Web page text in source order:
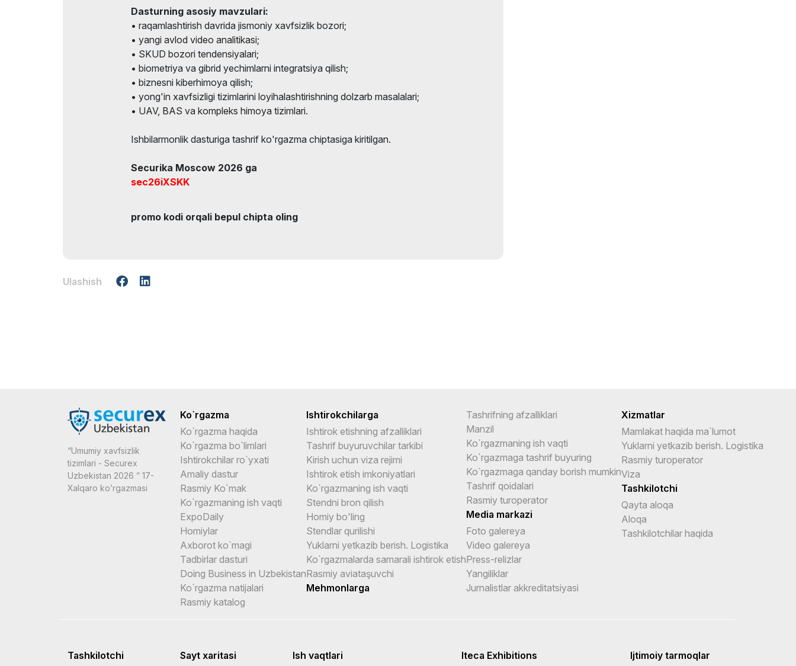
Dasturning asosiy mavzulari:
• raqamlashtirish davrida jismoniy xavfsizlik bozori;
• yangi avlod video analitikasi;
• SKUD bozori tendensiyalari;
• biometriya va gibrid yechimlarni integratsiya qilish;
• biznesni kiberhimoya qilish;
• yong'in xavfsizligi tizimlarini loyihalashtirishning dolzarb masalalari;
• UAV, BAS va kompleks himoya tizimlari.
Ishbilarmonlik dasturiga tashrif ko'rgazma chiptasiga kiritilgan.
Securika Moscow 2026 ga
sec26iXSKK
promo kodi orqali bepul chipta oling
Ulashish
“Umumiy xavfsizlik
tizimlari - Securex
Uzbekistan 2026 ” 17-
Xalqaro ko’rgazmasi
Ko`rgazma
Ko`rgazma haqida
Ko`rgazma bo`limlari
Ishtirokchilar ro`yxati
Amaliy dastur
Rasmiy Ko`mak
Ko`rgazmaning ish vaqti
ExpoDaily
Homiylar
Axborot ko`magi
Tadbirlar dasturi
Doing Business in Uzbekistan
Ko`rgazma natijalari
Rasmiy katalog
Ishtirokchilarga
Ishtirok etishning afzalliklari
Tashrif buyuruvchilar tarkibi
Kirish uchun viza rejimi
Ishtirok etish imkoniyatlari
Ko`rgazmaning ish vaqti
Stendni bron qilish
Homiy bo'ling
Stendlar qurilishi
Yuklarni yetkazib berish. Logistika
Ko`rgazmalarda samarali ishtirok etish
Rasmiy aviataşuvchi
Mehmonlarga
Tashrifning afzalliklari
Manzil
Ko`rgazmaning ish vaqti
Ko`rgazmaga tashrif buyuring
Ko`rgazmaga qanday borish mumkin
Tashrif qoidalari
Rasmiy turoperator
Media markazi
Foto galereya
Video galereya
Press-relizlar
Yangiliklar
Jurnalistlar akkreditatsiyasi
Xizmatlar
Mamlakat haqida ma`lumot
Yuklarni yetkazib berish. Logistika
Rasmiy turoperator
Viza
Tashkilotchi
Qayta aloqa
Aloqa
Tashkilotchilar haqida
Tashkilotchi Sayt xaritasi Ish vaqtlari Iteca Exhibitions Ijtimoiy tarmoqlar